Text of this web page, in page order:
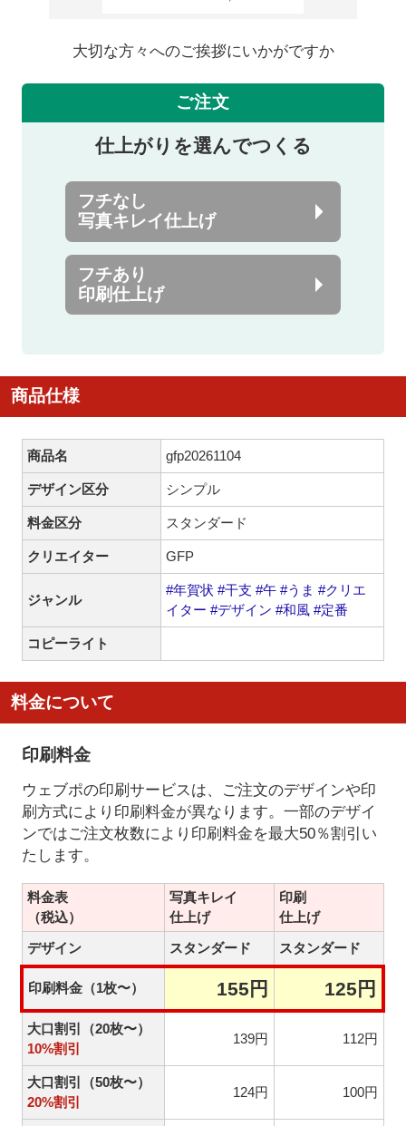
大切な方々へのご挨拶にいかがですか
ご注文
仕上がりを選んでつくる
フチなし
写真キレイ仕上げ
フチあり
印刷仕上げ
商品仕様
商品名 gfp20261104
デザイン区分 シンプル
料金区分 スタンダード
クリエイター GFP
ジャンル
#年賀状 #干支 #午 #うま #クリエ
イター #デザイン #和風 #定番
コピーライト
料金について
印刷料金
ウェブポの印刷サービスは、ご注文のデザインや印
刷方式により印刷料金が異なります。一部のデザイ
ンではご注文枚数により印刷料金を最大50％割引い
たします。
料金表
（税込）
写真キレイ
仕上げ
印刷
仕上げ
デザイン
スタンダード スタンダード
印刷料金（1枚〜） 155円 125円
大口割引（20枚〜）
10%割引
139円 112円
大口割引（50枚〜）
20%割引
124円 100円